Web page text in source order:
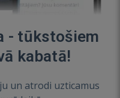
- tūkstošiem
kabatā!
un atrodi uzticamus